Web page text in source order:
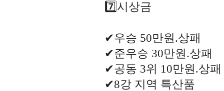
7️⃣시상금
✔우승 50만원.상패
✔준우승 30만원.상패
✔공동 3위 10만원.상패
✔8강 지역 특산품